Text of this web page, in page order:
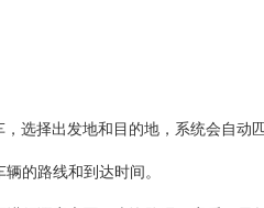
选择出发地和目的地，系统会自动
的路线和到达时间。